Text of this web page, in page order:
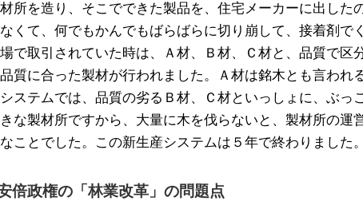
所を造り、そこでできた製品を、住宅メーカーに出した
くて、何でもかんでもばらばらに切り崩して、接着剤で
で取引されていた時は、Ａ材、Ｂ材、Ｃ材と、品質で区
質に合った製材が行われました。Ａ材は銘木とも言われ
ステムでは、品質の劣るＢ材、Ｃ材といっしょに、ぶっ
な製材所ですから、大量に木を伐らないと、製材所の運
ことでした。この新生産システムは５年で終わりました。
倍政権の「林業改革」の問題点